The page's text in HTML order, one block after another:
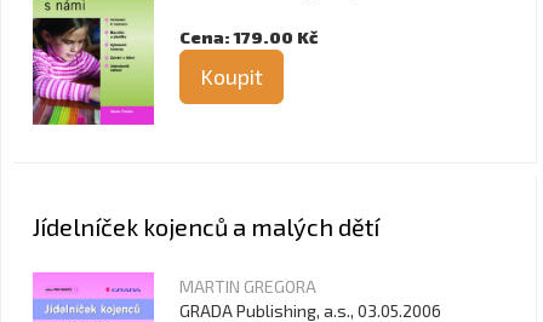
Cena: 179.00 Kč
Koupit
Jídelníček kojenců a malých dětí
MARTIN GREGORA
GRADA Publishing, a.s., 03.05.2006